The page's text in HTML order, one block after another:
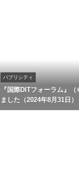
パブリシティ
『国際DITフォーラム』
ました（2024年8月31日）